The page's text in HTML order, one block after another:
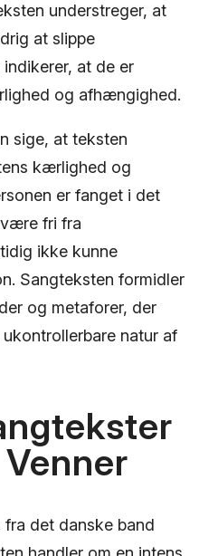
understreger, at
at slippe
at de er
og afhængighed.
sige, at teksten
kærlighed og
er fanget i det
fri fra
ikke kunne
Sangteksten formidler
og metaforer, der
natur af
fra det danske band